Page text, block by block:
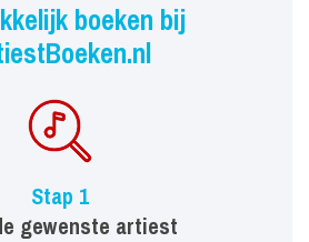
boeken bij
Stap 1
gewenste artiest